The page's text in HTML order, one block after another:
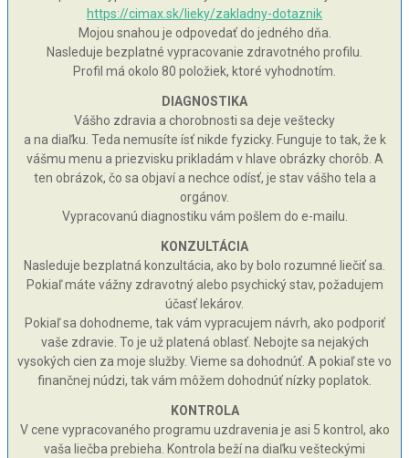
https://cimax.sk/lieky/zakladny-dotaznik
Mojou snahou je odpovedať do jedného dňa.
Nasleduje bezplatné vypracovanie zdravotného profilu.
Profil má okolo 80 položiek, ktoré vyhodnotím.
DIAGNOSTIKA
Vášho zdravia a chorobnosti sa deje veštecky
a na diaľku. Teda nemusíte ísť nikde fyzicky. Funguje to tak, že k
vášmu menu a priezvisku prikladám v hlave obrázky chorôb. A
ten obrázok, čo sa objaví a nechce odísť, je stav vášho tela a
orgánov.
Vypracovanú diagnostiku vám pošlem do e-mailu.
KONZULTÁCIA
Nasleduje bezplatná konzultácia, ako by bolo rozumné liečiť sa.
Pokiaľ máte vážny zdravotný alebo psychický stav, požadujem
účasť lekárov.
Pokiaľ sa dohodneme, tak vám vypracujem návrh, ako podporiť
vaše zdravie. To je už platená oblasť. Nebojte sa nejakých
vysokých cien za moje služby. Vieme sa dohodnúť. A pokiaľ ste vo
finančnej núdzi, tak vám môžem dohodnúť nízky poplatok.
KONTROLA
V cene vypracovaného programu uzdravenia je asi 5 kontrol, ako
vaša liečba prebieha. Kontrola beží na diaľku vešteckými